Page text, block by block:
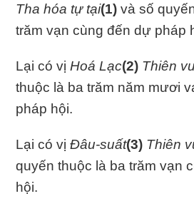
Tha hóa tự tại(1)và số
trăm vạn cùng đến dự pháp
Lại có vịHoá Lạc(2) Thiên
thuộc là ba trăm năm mươi
pháp hội.
Lại có vịĐâu-suất(3) Thiên
quyến thuộc là ba trăm vạn
hội.